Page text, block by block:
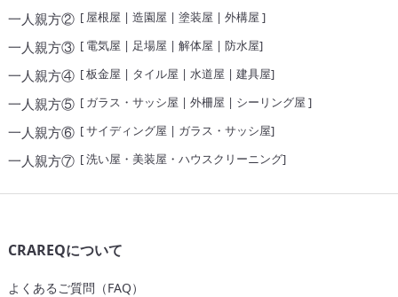
一人親方②[ 屋根屋 | 造園屋 | 塗装屋 | 外構屋 ]
一人親方③[ 電気屋 | 足場屋 | 解体屋 | 防水屋]
一人親方④[板金屋 | タイル屋 | 水道屋 | 建具屋]
一人親方⑤[ ガラス・サッシ屋 | 外柵屋 | シーリング屋 ]
一人親方⑥[サイディング屋 | ガラス・サッシ屋]
一人親方⑦[洗い屋・美装屋・ハウスクリーニング]
CRAREQについて
よくあるご質問（FAQ）